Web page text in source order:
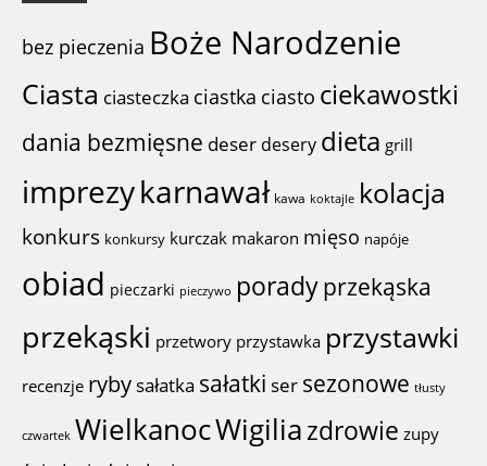
bez pieczenia Boże Narodzenie
Ciasta ciasteczka ciastka ciasto ciekawostki
dania bezmięsne deser desery dieta grill
imprezykarnawał kawa koktajle kolacja
konkurs konkursy kurczak makaron mięso napóje
obiad pieczarki pieczywo poradyprzekąska
przekąski przetwory przystawka przystawki
recenzje ryby sałatka sałatki ser sezonowe tłusty
czwartek WielkanocWigiliazdrowie zupy